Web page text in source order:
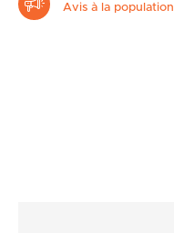
Avis à la population